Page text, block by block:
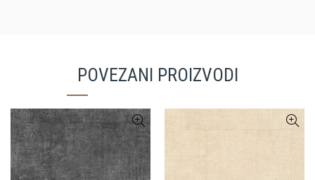
POVEZANI PROIZVODI